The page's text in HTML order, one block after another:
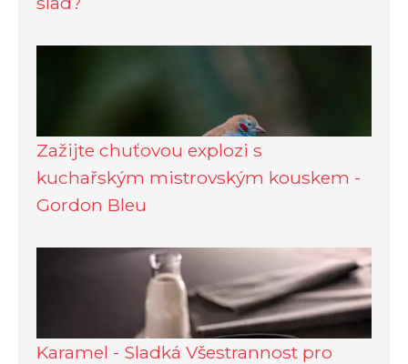
Zažijte chuťovou explozi s
kuchařským mistrovským kouskem -
Gordon Bleu
Karamel - Sladká Všestrannost pro